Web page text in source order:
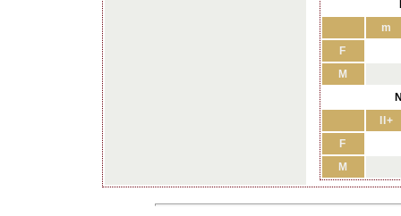
m
F
M
II+
F
M